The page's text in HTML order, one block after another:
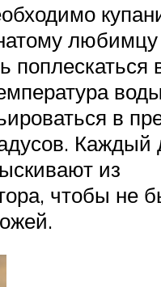
поплескаться
воды
в
Каждый
из
чтобы не